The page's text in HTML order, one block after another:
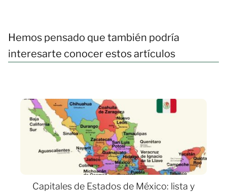
Hemos pensado que también podría
interesarte conocer estos artículos
Capitales de Estados de México: lista y